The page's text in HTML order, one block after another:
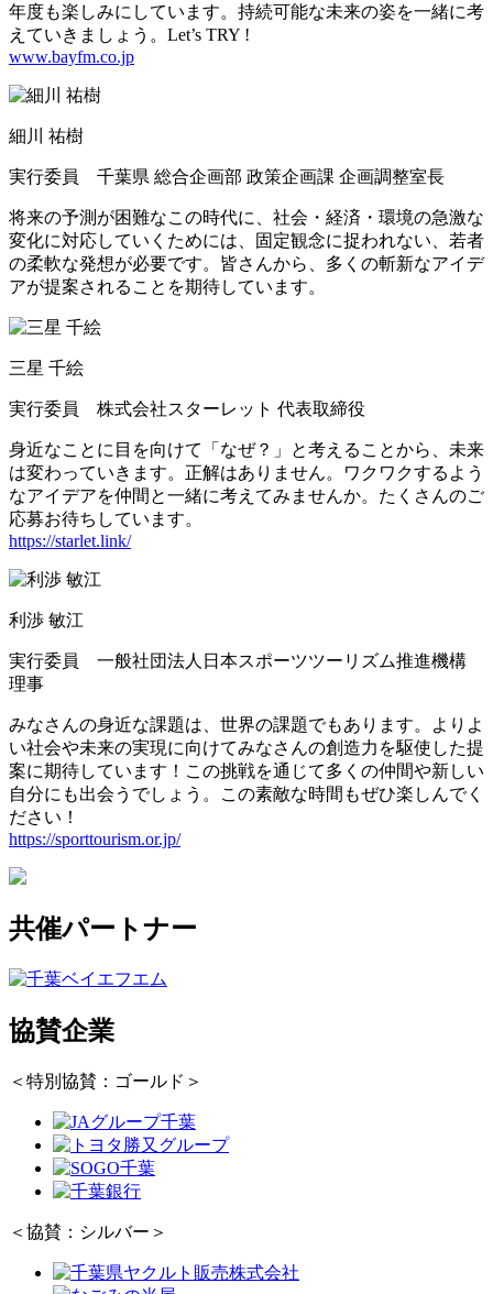
年度も楽しみにしています。持続可能な未来の姿を一緒に考
えていきましょう。Let’s TRY !
www.bayfm.co.jp
細川 祐樹
実行委員 千葉県 総合企画部 政策企画課 企画調整室長
将来の予測が困難なこの時代に、社会・経済・環境の急激な
変化に対応していくためには、固定観念に捉われない、若者
の柔軟な発想が必要です。皆さんから、多くの斬新なアイデ
アが提案されることを期待しています。
三星 千絵
実行委員 株式会社スターレット 代表取締役
身近なことに目を向けて「なぜ？」と考えることから、未来
は変わっていきます。正解はありません。ワクワクするよう
なアイデアを仲間と一緒に考えてみませんか。たくさんのご
応募お待ちしています。
https://starlet.link/
利渉 敏江
実行委員 一般社団法人日本スポーツツーリズム推進機構
理事
みなさんの身近な課題は、世界の課題でもあります。よりよ
い社会や未来の実現に向けてみなさんの創造力を駆使した提
案に期待しています！この挑戦を通じて多くの仲間や新しい
自分にも出会うでしょう。この素敵な時間もぜひ楽しんでく
ださい！
https://sporttourism.or.jp/
共催パートナー
協賛企業
＜特別協賛：ゴールド＞
＜協賛：シルバー＞